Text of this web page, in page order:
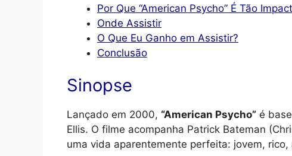
Por Que “American Psycho” É Tão
Onde Assistir
O Que Eu Ganho em Assistir?
Conclusão
Sinopse
Lançado em 2000, “American Psycho” é
Ellis. O filme acompanha Patrick Bateman
uma vida aparentemente perfeita: jovem,